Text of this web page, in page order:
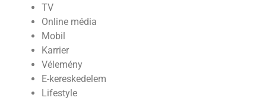
TV
Online média
Mobil
Karrier
Vélemény
E-kereskedelem
Lifestyle